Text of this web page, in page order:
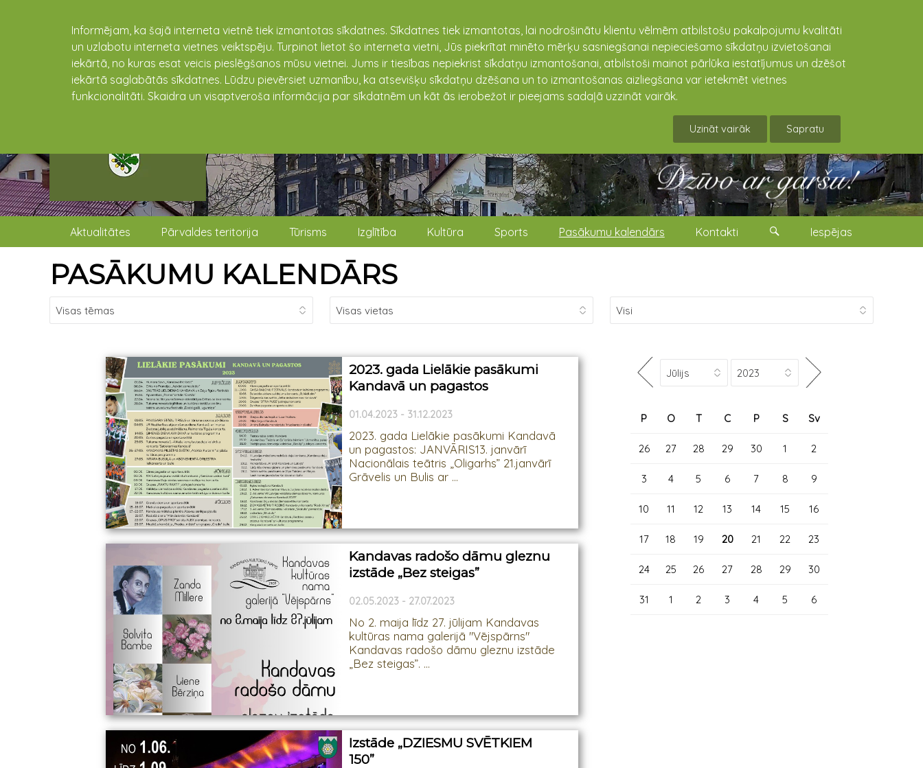
Informējam, ka šajā interneta vietnē tiek izmantotas sīkdatnes. Sīkdatnes tiek izmantotas, lai nodrošinātu klientu vēlmēm atbilstošu pakalpojumu kvalitāti
un uzlabotu interneta vietnes veiktspēju. Turpinot lietot šo interneta vietni, Jūs piekrītat minēto mērķu sasniegšanai nepieciešamo sīkdatņu izvietošanai
iekārtā, no kuras esat veicis pieslēgšanos mūsu vietnei. Jums ir tiesības nepiekrist sīkdatņu izmantošanai, atbilstoši mainot pārlūka iestatījumus un dzēšot
iekārtā saglabātās sīkdatnes. Lūdzu pievērsiet uzmanību, ka atsevišķu sīkdatņu dzēšana un to izmantošanas aizliegšana var ietekmēt vietnes
funkcionalitāti. Skaidra un visaptveroša informācija par sīkdatnēm un kāt ās ierobežot ir pieejams sadaļā uzzināt vairāk.
Uzināt vairāk Sapratu
Aktualitātes Pārvaldes teritorija Tūrisms Izglītība Kultūra Sports Pasākumu kalendārs Kontakti Iespējas
PASĀKUMU KALENDĀRS
2023. gada Lielākie pasākumi
Kandavā un pagastos
01.04.2023 - 31.12.2023
2023. gada Lielākie pasākumi Kandavā
un pagastos: JANVĀRIS13. janvārī
Nacionālais teātris „Oligarhs” 21.janvārī
Grāvelis un Bulis ar ...
Kandavas radošo dāmu gleznu
izstāde „Bez steigas”
02.05.2023 - 27.07.2023
No 2. maija līdz 27. jūlijam Kandavas
kultūras nama galerijā "Vējspārns"
Kandavas radošo dāmu gleznu izstāde
„Bez steigas”. ...
Izstāde „DZIESMU SVĒTKIEM
150”
P O T C P S Sv
26 27 28 29 30 1 2
3 4 5 6 7 8 9
10 11 12 13 14 15 16
17 18 19 20 21 22 23
24 25 26 27 28 29 30
31 1 2 3 4 5 6